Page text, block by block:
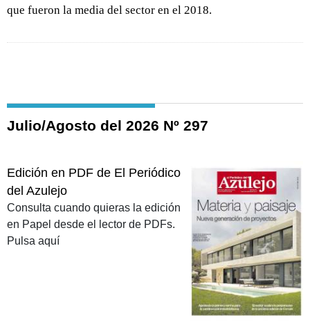
que fueron la media del sector en el 2018.
Julio/Agosto del 2026 Nº 297
Edición en PDF de El Periódico
del Azulejo
Consulta cuando quieras la edición
en Papel desde el lector de PDFs.
Pulsa aquí